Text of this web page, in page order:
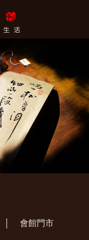
會館門市